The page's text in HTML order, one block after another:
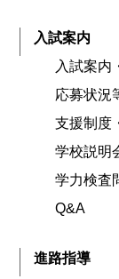
入試案内
入試案内
応募状況
支援制度
学校説明
学力検査
Q&A
進路指導